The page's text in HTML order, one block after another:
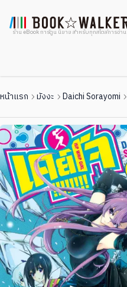
ร้าน eBook การ์ตูน นิยาย สำหรับทุกสไตล์การอ่าน
หน้าแรก มังงะ Daichi Sorayomi